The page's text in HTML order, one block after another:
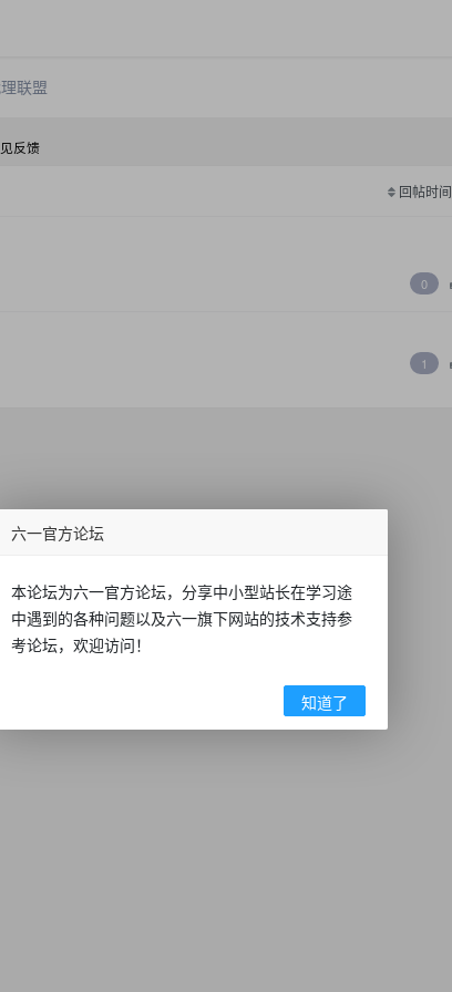
联盟
反馈
回帖时间
0
1
六一官方论坛
本论坛为六一官方论坛，分享中小型站长在学习途
中遇到的各种问题以及六一旗下网站的技术支持参
考论坛，欢迎访问！
知道了